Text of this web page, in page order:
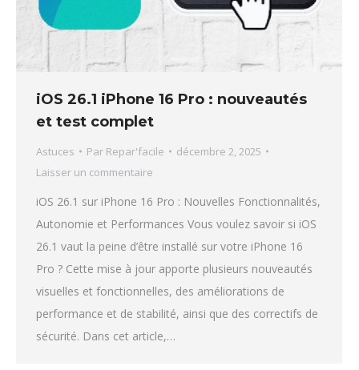
iOS 26.1 iPhone 16 Pro : nouveautés
et test complet
Astuces Par Repar'facile
décembre 2, 2025
Laisser un commentaire
iOS 26.1 sur iPhone 16 Pro : Nouvelles Fonctionnalités,
Autonomie et Performances Vous voulez savoir si iOS
26.1 vaut la peine d’être installé sur votre iPhone 16
Pro ? Cette mise à jour apporte plusieurs nouveautés
visuelles et fonctionnelles, des améliorations de
performance et de stabilité, ainsi que des correctifs de
sécurité. Dans cet article,…